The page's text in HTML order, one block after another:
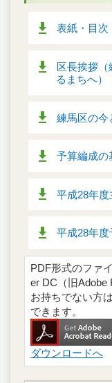
表紙・目次
区長挨拶
るまちへ）
練馬区の今
予算編成の
平成28年度
平成28年度
PDF形式のファ
er DC（旧Adobe
お持ちでない方
できます。
ダウンロードへ